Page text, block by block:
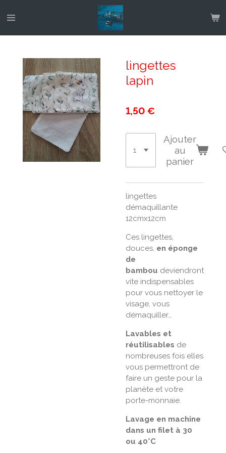
au
lingettes
lapin
1,50 €
Ajouter
au
panier
lingettes
démaquillante
12cmx12cm
Ces lingettes,
douces, en éponge
de
bambou deviendront
vite indispensables
pour vous nettoyer le
visage, vous
démaquiller…
Lavables et
réutilisables de
nombreuses fois elles
vous permettront de
faire un geste pour la
planète et votre
porte-monnaie.
Lavage en machine
dans un filet à 30
ou 40°C